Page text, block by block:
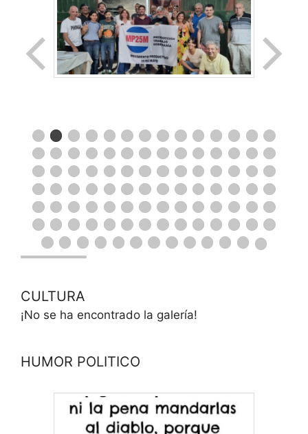
CULTURA
¡No se ha encontrado la galería!
HUMOR POLITICO